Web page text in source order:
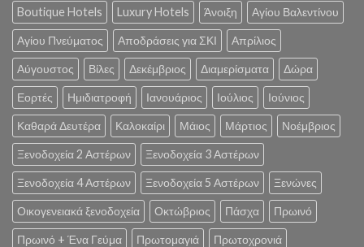
Boutique Hotels Luxury Hotels Άνοιξη Αγίου Βαλεντίνου
Αγίου Πνεύματος Αποδράσεις για ΣΚΙ Απρίλιος
Αύγουστος Βίλες Δεκέμβριος Διαμερίσματα Δώρα
Εορτές Ημιδιατροφή Ιανουάριος Ιούλιος Ιούνιος
Καθαρά Δευτέρα Καλοκαίρι Μάιος Μάρτιος Νοέμβριος
Ξενοδοχεία 2 Αστέρων Ξενοδοχεία 3 Αστέρων
Ξενοδοχεία 4 Αστέρων Ξενοδοχεία 5 Αστέρων Ξενώνες
Οικογενειακά ξενοδοχεία Οκτώβριος Πάσχα Πρωινό
Πρωινό + Ένα Γεύμα Πρωτομαγιά Πρωτοχρονιά